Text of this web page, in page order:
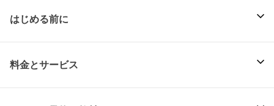
はじめる前に
料金とサービス